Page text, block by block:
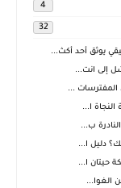
4
32
يوثق أحد أكث...
إلى انت...
المفترسات ...
ا...
ب...
دليل ا...
حيتان ا...
الغوا...